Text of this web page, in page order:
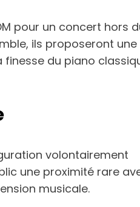
pour un concert hors
ils proposeront une
du piano
volontairement
une proximité rare
musicale.